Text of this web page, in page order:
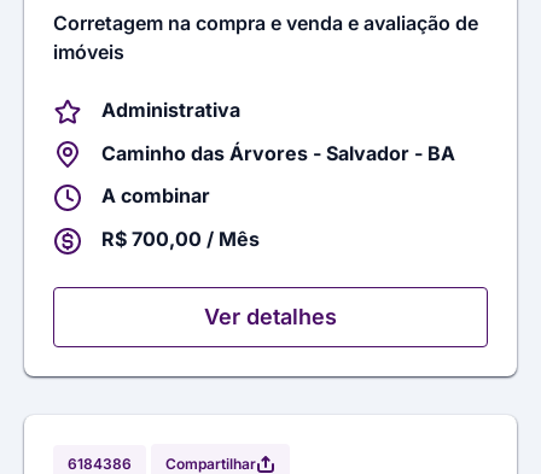
Corretagem na compra e venda e avaliação de
imóveis
Administrativa
Caminho das Árvores - Salvador - BA
A combinar
R$ 700,00 / Mês
Ver detalhes
6184386 Compartilhar